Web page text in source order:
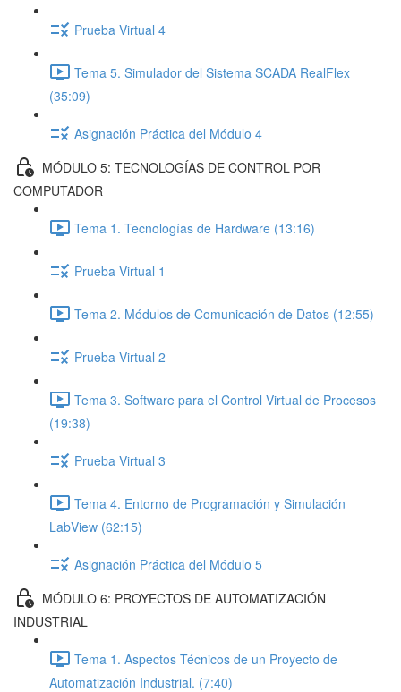
Prueba Virtual 4
Tema 5. Simulador del Sistema SCADA RealFlex
(35:09)
Asignación Práctica del Módulo 4
MÓDULO 5: TECNOLOGÍAS DE CONTROL POR
COMPUTADOR
Tema 1. Tecnologías de Hardware (13:16)
Prueba Virtual 1
Tema 2. Módulos de Comunicación de Datos (12:55)
Prueba Virtual 2
Tema 3. Software para el Control Virtual de Procesos
(19:38)
Prueba Virtual 3
Tema 4. Entorno de Programación y Simulación
LabView (62:15)
Asignación Práctica del Módulo 5
MÓDULO 6: PROYECTOS DE AUTOMATIZACIÓN
INDUSTRIAL
Tema 1. Aspectos Técnicos de un Proyecto de
Automatización Industrial. (7:40)